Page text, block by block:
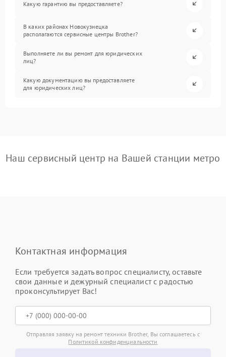
Какую гарантию вы предоставляете?
В каких районах Новокузнецка
располагаются сервисные центры Brother?
Выполняете ли вы ремонт для юридических
лиц?
Какую документацию вы предоставляете
для юридических лиц?
Наш сервисный центр на Вашей станции метро
Контактная информация
Если требуется задать вопрос специалисту, оставьте
свои данные и дежурный специалист с радостью
проконсультирует Вас!
Отправляя заявку на ремонт техники Brother, Вы соглашаетесь с
Политикой конфиденциальности